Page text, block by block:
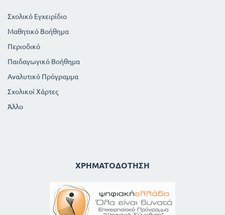
Σχολικό Εγχειρίδιο
Μαθητικό Βοήθημα
Περιοδικό
Παιδαγωγικό Βοήθημα
Αναλυτικό Πρόγραμμα
Σχολικοί Χάρτες
Άλλο
ΧΡΗΜΑΤΟΔΌΤΗΣΗ